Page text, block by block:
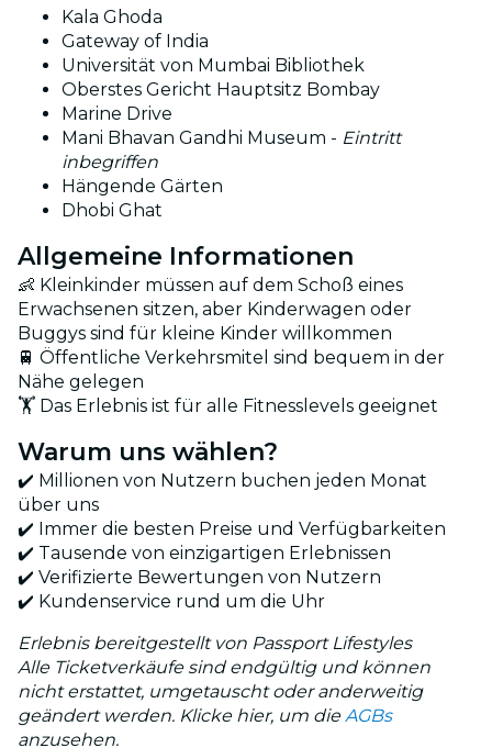
Kala Ghoda
Gateway of India
Universität von Mumbai Bibliothek
Oberstes Gericht Hauptsitz Bombay
Marine Drive
Mani Bhavan Gandhi Museum - Eintritt
inbegriffen
Hängende Gärten
Dhobi Ghat
Allgemeine Informationen
👶 Kleinkinder müssen auf dem Schoß eines
Erwachsenen sitzen, aber Kinderwagen oder
Buggys sind für kleine Kinder willkommen
🚆 Öffentliche Verkehrsmitel sind bequem in der
Nähe gelegen
🏋️ Das Erlebnis ist für alle Fitnesslevels geeignet
Warum uns wählen?
✔️ Millionen von Nutzern buchen jeden Monat
über uns
✔️ Immer die besten Preise und Verfügbarkeiten
✔️ Tausende von einzigartigen Erlebnissen
✔️ Verifizierte Bewertungen von Nutzern
✔️ Kundenservice rund um die Uhr
Erlebnis bereitgestellt von Passport Lifestyles
Alle Ticketverkäufe sind endgültig und können
nicht erstattet, umgetauscht oder anderweitig
geändert werden. Klicke hier, um die AGBs
anzusehen.